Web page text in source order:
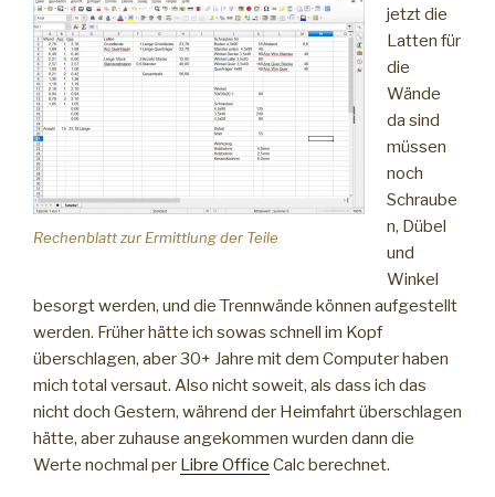
Rechenblatt zur Ermittlung der Teile
jetzt die
Latten für
die
Wände
da sind
müssen
noch
Schraube
n, Dübel
und
Winkel
besorgt werden, und die Trennwände können aufgestellt
werden. Früher hätte ich sowas schnell im Kopf
überschlagen, aber 30+ Jahre mit dem Computer haben
mich total versaut. Also nicht soweit, als dass ich das
nicht doch Gestern, während der Heimfahrt überschlagen
hätte, aber zuhause angekommen wurden dann die
Werte nochmal per Libre Office Calc berechnet.